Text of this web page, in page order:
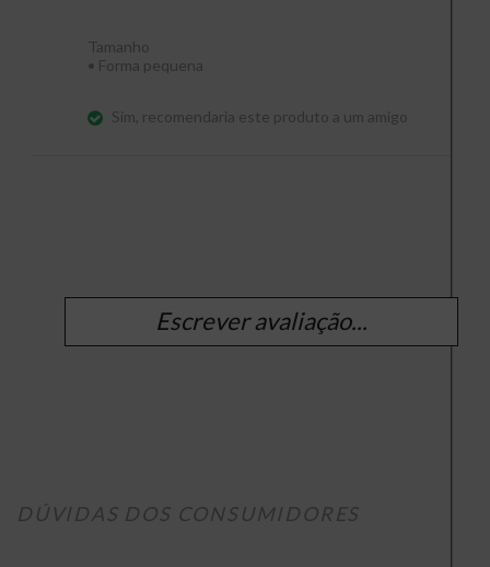
Tamanho
• Forma pequena
Sim, recomendaria este produto a um amigo
Escrever avaliação...
DÚVIDAS DOS CONSUMIDORES